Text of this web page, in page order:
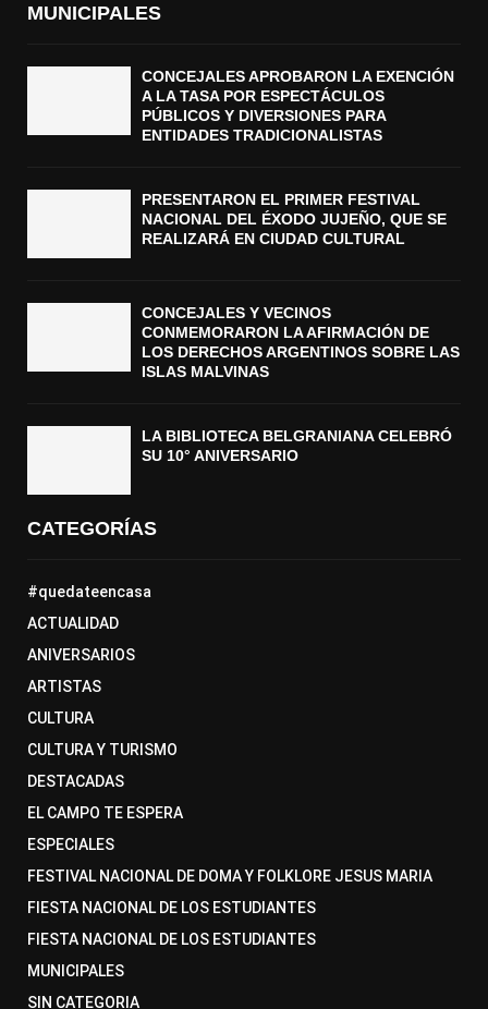
MUNICIPALES
CONCEJALES APROBARON LA EXENCIÓN
A LA TASA POR ESPECTÁCULOS
PÚBLICOS Y DIVERSIONES PARA
ENTIDADES TRADICIONALISTAS
PRESENTARON EL PRIMER FESTIVAL
NACIONAL DEL ÉXODO JUJEÑO, QUE SE
REALIZARÁ EN CIUDAD CULTURAL
CONCEJALES Y VECINOS
CONMEMORARON LA AFIRMACIÓN DE
LOS DERECHOS ARGENTINOS SOBRE LAS
ISLAS MALVINAS
LA BIBLIOTECA BELGRANIANA CELEBRÓ
SU 10° ANIVERSARIO
CATEGORÍAS
#quedateencasa
ACTUALIDAD
ANIVERSARIOS
ARTISTAS
CULTURA
CULTURA Y TURISMO
DESTACADAS
EL CAMPO TE ESPERA
ESPECIALES
FESTIVAL NACIONAL DE DOMA Y FOLKLORE JESUS MARIA
FIESTA NACIONAL DE LOS ESTUDIANTES
FIESTA NACIONAL DE LOS ESTUDIANTES
MUNICIPALES
SIN CATEGORIA